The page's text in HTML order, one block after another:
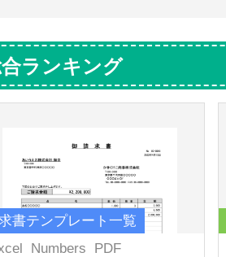
ランキング
書テンプレート一覧
Numbers PDF